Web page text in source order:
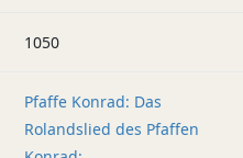
1050
Pfaffe Konrad: Das
Rolandslied des Pfaffen